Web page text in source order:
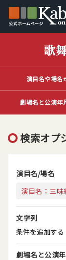
歌
演目名や場名
劇場名と公演年
検索オプ
演目名/場名
演目名：三味
文字列
条件を追加する
劇場名と公演